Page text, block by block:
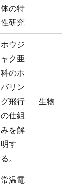
体の特
性研究
ホウジ
ャク亜
科のホ
バリン
グ飛行
の仕組
みを解
明す
る。
生物
常温電